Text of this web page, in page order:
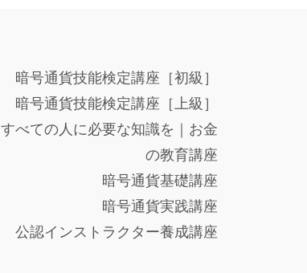
暗号通貨技能検定講座［初級］
暗号通貨技能検定講座［上級］
すべての人に必要な知識を｜お金
の教育講座
暗号通貨基礎講座
暗号通貨実践講座
公認インストラクター養成講座